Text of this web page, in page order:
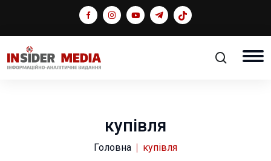
купівля
Головна купівля